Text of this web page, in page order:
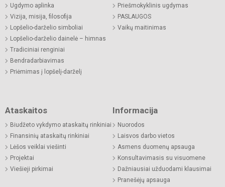
Ugdymo aplinka
Vizija, misija, filosofija
Lopšelio-darželio simboliai
Lopšelio-darželio dainelė – himnas
Tradiciniai renginiai
Bendradarbiavimas
Priėmimas į lopšelį-darželį
Priešmokyklinis ugdymas
PASLAUGOS
Vaikų maitinimas
Ataskaitos
Biudžeto vykdymo ataskaitų rinkiniai
Finansinių ataskaitų rinkiniai
Lėšos veiklai viešinti
Projektai
Viešieji pirkimai
Informacija
Nuorodos
Laisvos darbo vietos
Asmens duomenų apsauga
Konsultavimasis su visuomene
Dažniausiai užduodami klausimai
Pranešėjų apsauga